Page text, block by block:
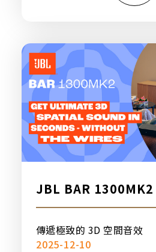
JBL BAR
家庭劇院音響，新品
傳遞極致的 3D 空間音效
2025-12-10